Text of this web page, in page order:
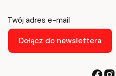
Twój adres e-mail
Dołącz do newslettera